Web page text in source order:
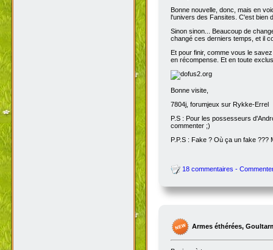
Bonne nouvelle, donc, mais en
l'univers des Fansites. C'est bien
Sinon sinon... Beaucoup de
changé ces derniers temps, et il
Et pour finir, comme vous le
en récompense. Et en toute
Bonne visite,
7804j, forumjeux sur Rykke-Errel
P.S : Pour les possesseurs
commenter ;)
P.P.S : Fake ? Où ça un fake ???
18 commentaires -
Armes éthérées,